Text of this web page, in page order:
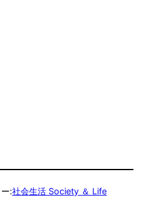
:社会生活 Society ＆ Life